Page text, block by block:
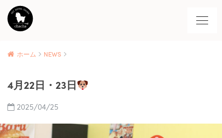
ホーム NEWS
4月22日・23日
2025/04/25